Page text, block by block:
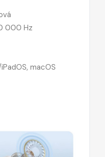
000 Hz
macOS